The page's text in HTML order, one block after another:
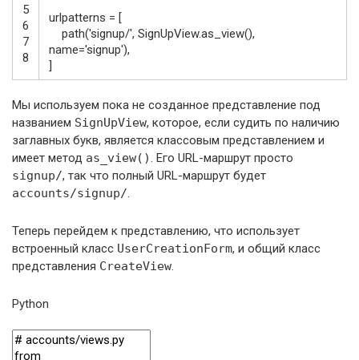
5
6
7
8
urlpatterns = [
path('signup/', SignUpView.as_view(),
name='signup'),
]
Мы используем пока не созданное представление под
названием SignUpView, которое, если судить по наличию
заглавных букв, является классовым представлением и
имеет метод as_view() . Его URL-маршрут просто
signup/, так что полный URL-маршрут будет
accounts/signup/
Теперь перейдем к представлению, что использует
встроенный класс UserCreationForm, и общий класс
представления CreateView
Python